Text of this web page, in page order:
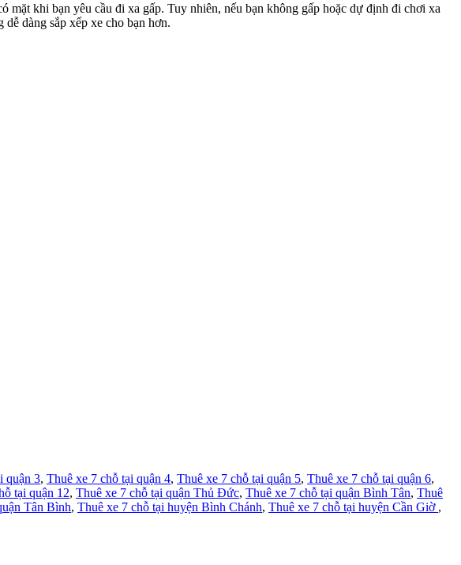
khi bạn yêu cầu đi xa gấp. Tuy nhiên, nếu bạn không gấp hoặc dự định đi chơi xa
dàng sắp xếp xe cho bạn hơn.
quận 3, Thuê xe 7 chỗ tại quận 4, Thuê xe 7 chỗ tại quận 5, Thuê xe 7 chỗ tại quận 6,
tại quận 12, Thuê xe 7 chỗ tại quận Thủ Đức, Thuê xe 7 chỗ tại quận Bình Tân, Thuê
Tân Bình, Thuê xe 7 chỗ tại huyện Bình Chánh, Thuê xe 7 chỗ tại huyện Cần Giờ ,